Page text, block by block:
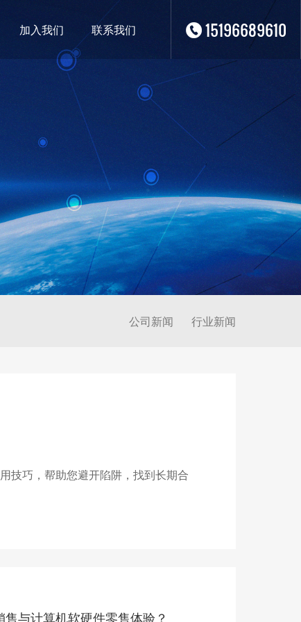
加入我们 联系我们 15196689610
公司新闻 行业新闻
技巧，帮助您避开陷阱，找到长期合
与计算机软硬件零售体验？